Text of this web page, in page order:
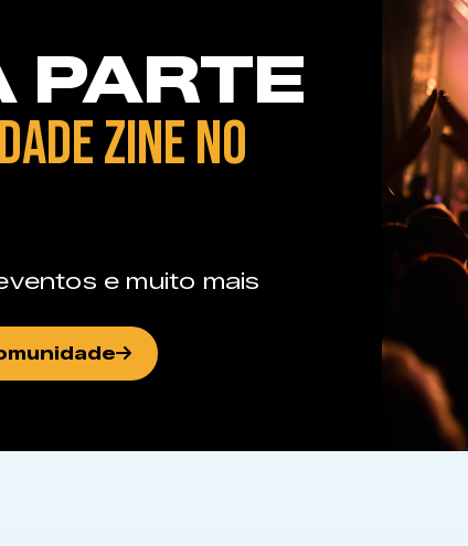
PARTE
ZINE NO
e muito mais